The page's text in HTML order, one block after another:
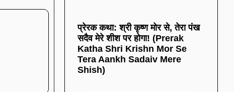
प्रेरक कथा: श्री कृष्ण मोर से, तेरा पंख
सदैव मेरे शीश पर होगा! (Prerak
Katha Shri Krishn Mor Se
Tera Aankh Sadaiv Mere
Shish)